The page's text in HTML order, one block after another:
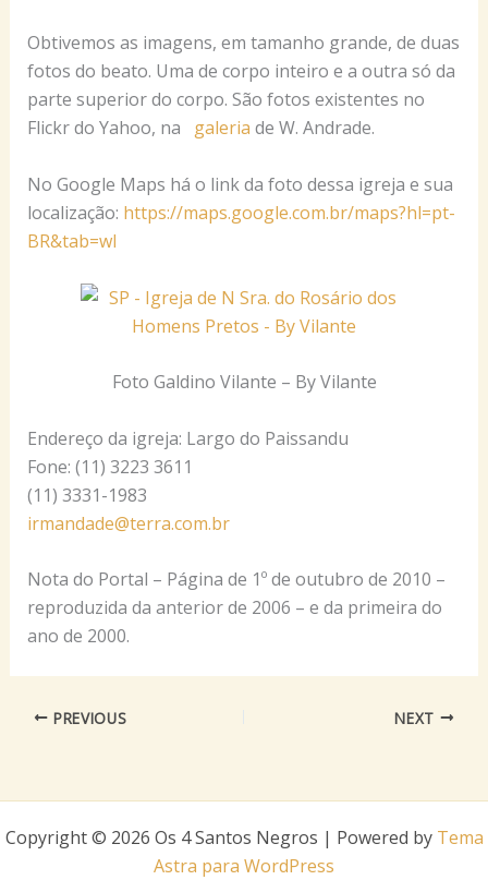
Obtivemos as imagens, em tamanho grande, de duas
fotos do beato. Uma de corpo inteiro e a outra só da
parte superior do corpo. São fotos existentes no
Flickr do Yahoo, na galeria de W. Andrade.
No Google Maps há o link da foto dessa igreja e sua
localização: https://maps.google.com.br/maps?hl=pt-
BR&tab=wl
Foto Galdino Vilante – By Vilante
Endereço da igreja: Largo do Paissandu
Fone: (11) 3223 3611
(11) 3331-1983
irmandade@terra.com.br
Nota do Portal – Página de 1º de outubro de 2010 –
reproduzida da anterior de 2006 – e da primeira do
ano de 2000.
PREVIOUS NEXT
Copyright © 2026 Os 4 Santos Negros | Powered by Tema
Astra para WordPress